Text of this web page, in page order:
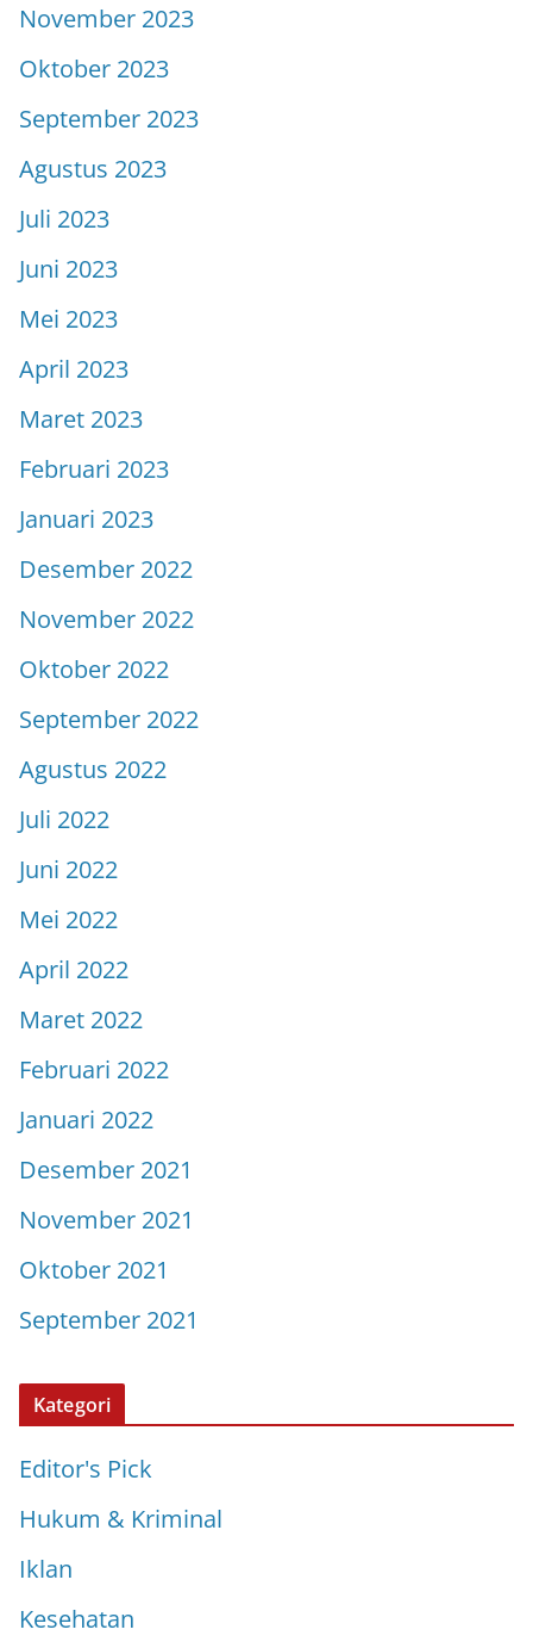
November 2023
Oktober 2023
September 2023
Agustus 2023
Juli 2023
Juni 2023
Mei 2023
April 2023
Maret 2023
Februari 2023
Januari 2023
Desember 2022
November 2022
Oktober 2022
September 2022
Agustus 2022
Juli 2022
Juni 2022
Mei 2022
April 2022
Maret 2022
Februari 2022
Januari 2022
Desember 2021
November 2021
Oktober 2021
September 2021
Kategori
Editor's Pick
Hukum & Kriminal
Iklan
Kesehatan